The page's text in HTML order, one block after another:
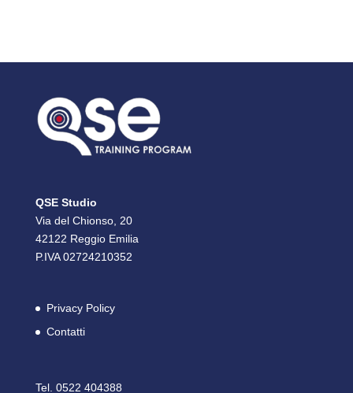
QSE Studio
Via del Chionso, 20
42122 Reggio Emilia
P.IVA 02724210352
Privacy Policy
Contatti
Tel. 0522 404388